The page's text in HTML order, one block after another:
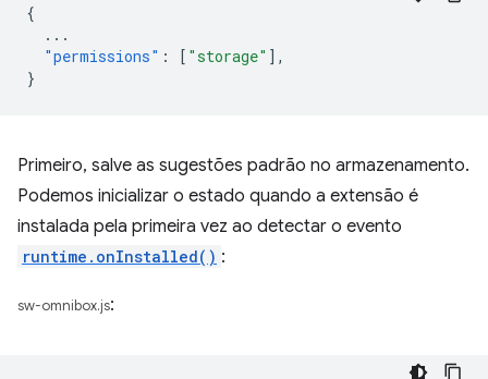
{
...
"permissions" : [ "storage" ],
}
Primeiro, salve as sugestões padrão no armazenamento.
Podemos inicializar o estado quando a extensão é
instalada pela primeira vez ao detectar o evento
runtime.onInstalled() :
sw-omnibox.js: